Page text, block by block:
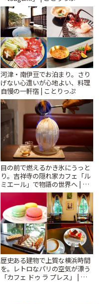
河津・南伊豆でお泊まり。さり
げない心遣いが心地よい、料理
自慢の一軒宿 | ことりっぷ
目の前で燃えるかき氷にうっと
り。吉祥寺の隠れ家カフェ「ル
ミエール」で物語の世界へ | こ
とりっぷ
歴史ある建物で上質な横浜時間
を。レトロなパリの空気が漂う
「カフェ ドゥ ラ プレス」 | こと